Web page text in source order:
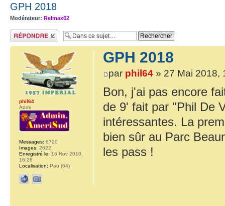
GPH 2018
Modérateur: Relmax62
Répondre
GPH 2018
par phil64» 27 Mai 2018,
Bon, j'ai pas encore
de 9' fait par "Phil De
intéressantes. La
bien sûr au Parc
les pass !
phil64
Admi
Messages: 6720
Images: 2622
Enregistré le: 16 Nov 2010,
16:26
Localisation: Pau (64)